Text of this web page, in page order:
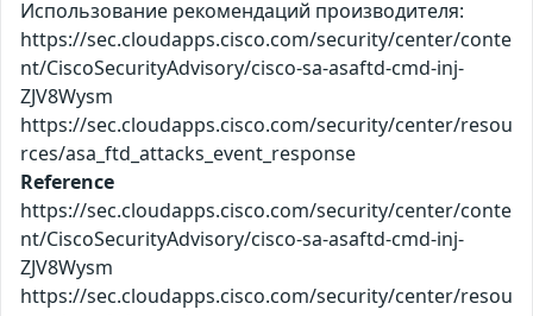
Использование рекомендаций производителя:
https://sec.cloudapps.cisco.com/security/center/conte
nt/CiscoSecurityAdvisory/cisco-sa-asaftd-cmd-inj-
ZJV8Wysm
https://sec.cloudapps.cisco.com/security/center/resou
rces/asa_ftd_attacks_event_response
Reference
https://sec.cloudapps.cisco.com/security/center/conte
nt/CiscoSecurityAdvisory/cisco-sa-asaftd-cmd-inj-
ZJV8Wysm
https://sec.cloudapps.cisco.com/security/center/resou